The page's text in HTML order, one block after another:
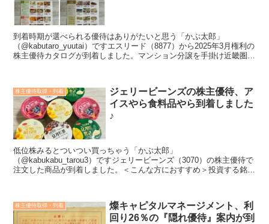
到着時期が選べられる優待はありがたいと思う「かぶ太郎」
（@kabutaro_yuutai）ですエスリード（8877）から2025年3月権利の
株主優待カタログが到着しました。マンション分譲を手掛け近畿圏で
株主優待取得・到着
ジェリービーンズの株主優待、ア
イスやら食料品やら到着しました
♪
低位株みるとついつい買っちゃう「かぶ太郎」
（@kabukabu_tarou3）ですジェリービーンズ（3070）の株主優待で
注文した商品が到着しました。＜こんな方におすすめ＞投資する銘柄
株主優待取得・到着
燦キャピタルマネージメント、利
回り26％の『隠れ優待』案内が到